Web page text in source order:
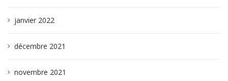
janvier 2022
décembre 2021
novembre 2021